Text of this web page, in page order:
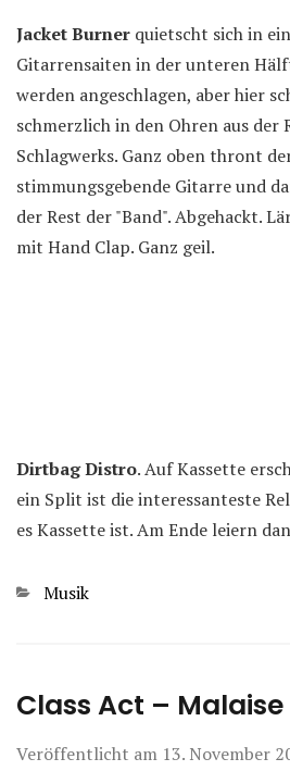
Jacket Burner quietscht sich in
Gitarrensaiten in der unteren
werden angeschlagen, aber hier
schmerzlich in den Ohren aus der
Schlagwerks. Ganz oben thront
stimmungsgebende Gitarre und
der Rest der "Band". Abgehackt.
mit Hand Clap. Ganz geil.
Dirtbag Distro. Auf Kassette
ein Split ist die interessanteste
es Kassette ist. Am Ende leiern
Kategorien
Musik
Class Act – Malaise
Veröffentlicht am 13. November